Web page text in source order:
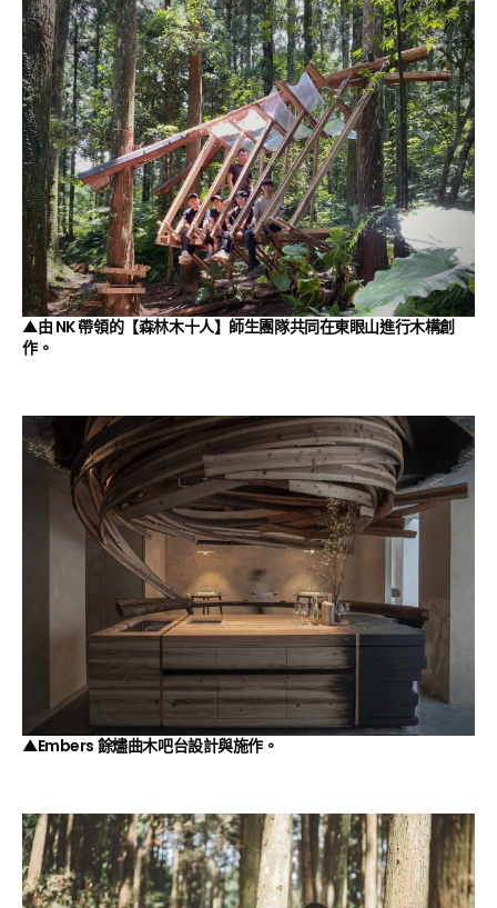
▲由 NK 帶領的【森林木十人】師生團隊共同在東眼山進行木構創
作。
▲Embers 餘燼曲木吧台設計與施作。